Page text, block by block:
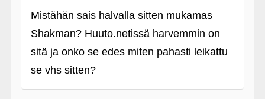
Mistähän sais halvalla sitten mukamas
Shakman? Huuto.netissä harvemmin on
sitä ja onko se edes miten pahasti leikattu
se vhs sitten?